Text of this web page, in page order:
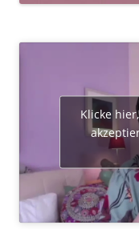
Klicke